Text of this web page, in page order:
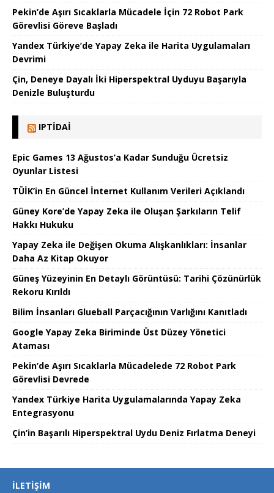
Pekin’de Aşırı Sıcaklarla Mücadele İçin 72 Robot Park
Görevlisi Göreve Başladı
Yandex Türkiye’de Yapay Zeka ile Harita Uygulamaları
Devrimi
Çin, Deneye Dayalı İki Hiperspektral Uyduyu Başarıyla
Denizle Buluşturdu
IPTIDAI
Epic Games 13 Ağustos’a Kadar Sunduğu Ücretsiz
Oyunlar Listesi
TÜİK’in En Güncel İnternet Kullanım Verileri Açıklandı
Güney Kore’de Yapay Zeka ile Oluşan Şarkıların Telif
Hakkı Hukuku
Yapay Zeka ile Değişen Okuma Alışkanlıkları: İnsanlar
Daha Az Kitap Okuyor
Güneş Yüzeyinin En Detaylı Görüntüsü: Tarihi Çözünürlük
Rekoru Kırıldı
Bilim İnsanları Glueball Parçacığının Varlığını Kanıtladı
Google Yapay Zeka Biriminde Üst Düzey Yönetici
Ataması
Pekin’de Aşırı Sıcaklarla Mücadelede 72 Robot Park
Görevlisi Devrede
Yandex Türkiye Harita Uygulamalarında Yapay Zeka
Entegrasyonu
Çin’in Başarılı Hiperspektral Uydu Deniz Fırlatma Deneyi
İLETIŞIM